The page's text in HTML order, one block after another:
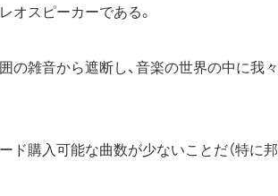
オスピーカーである。
の雑音から遮断し、音楽の世界の中に我々
ド購入可能な曲数が少ないことだ（特に邦